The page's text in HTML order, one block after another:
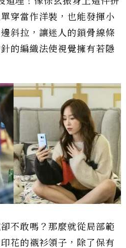
穿當作洋裝，也能發揮小
斜拉，讓迷人的鎖骨線條
的編織法使視覺擁有若隱
不敢嗎？那麼就從局部範
花的襯衫領子，除了保有